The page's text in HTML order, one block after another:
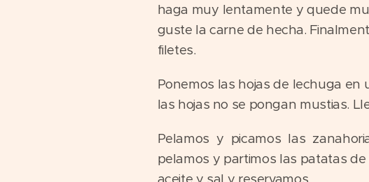
haga muy lentamente y quede
guste la carne de hecha.
filetes.
Ponemos las hojas de lechuga en
las hojas no se pongan mustias.
Pelamos y picamos las
pelamos y partimos las patatas
aceite y sal y reservamos.